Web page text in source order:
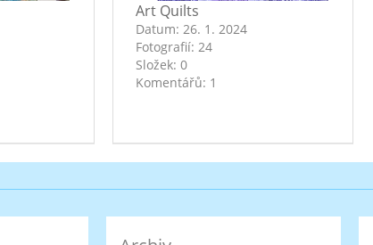
Art Quilts
Datum: 26. 1. 2024
Fotografií: 24
Složek: 0
Komentářů: 1